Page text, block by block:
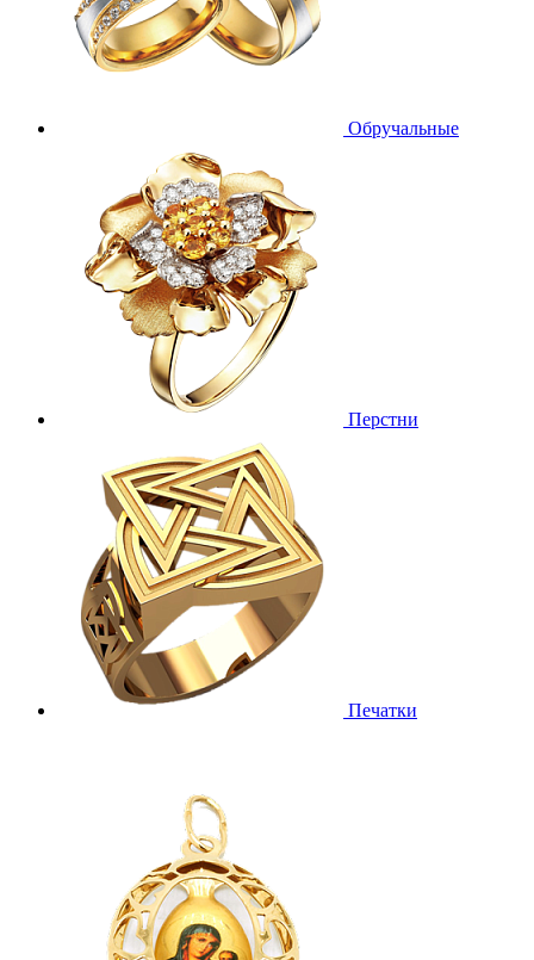
Обручальные
Перстни
Печатки